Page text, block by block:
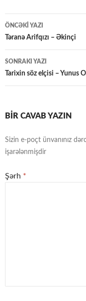
Yazılar
üzrə
naviqasiya
ÖNCƏKI YAZI
Təranə Arifqızı – Əkinçi
SONRAKI YAZI
Tarixin söz elçisi – Yunus
BIR CAVAB YAZIN
Sizin e-poçt ünvanınız
işarələnmişdir
Şərh *